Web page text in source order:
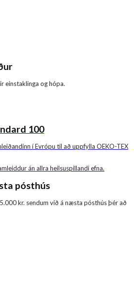
einstaklinga og hópa.
100
í Evrópu til að uppfylla OEKO-TEX
án allra heilsuspillandi efna.
pósthús
kr. sendum við á næsta pósthús þér að